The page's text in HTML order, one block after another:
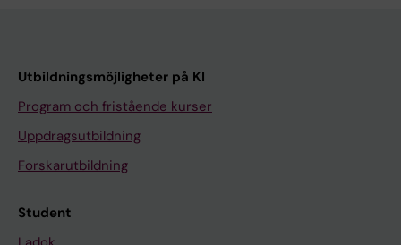
Utbildningsmöjligheter på KI
Program och fristående kurser
Uppdragsutbildning
Forskarutbildning
Student